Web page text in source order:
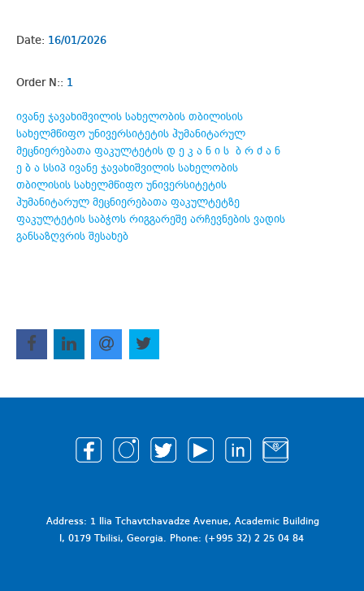
Date: 16/01/2026
Order N:: 1
ივანე ჯავახიშვილის სახელობის თბილისის
სახელმწიფო უნივერსიტეტის ჰუმანიტარულ
მეცნიერებათა ფაკულტეტის დ ე კ ა ნ ი ს ბ რ ძ ა ნ
ე ბ ა სსიპ ივანე ჯავახიშვილის სახელობის
თბილისის სახელმწიფო უნივერსიტეტის
ჰუმანიტარულ მეცნიერებათა ფაკულტეტზე
ფაკულტეტის საბჭოს რიგგარეშე არჩევნების ვადის
განსაზღვრის შესახებ
Address: 1 Ilia Tchavtchavadze Avenue, Academic Building
I, 0179 Tbilisi, Georgia. Phone: (+995 32) 2 25 04 84